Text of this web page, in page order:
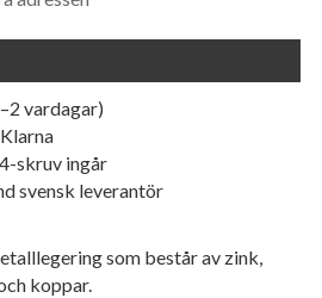
vardagar)
skruv ingår
svensk leverantör
som består av zink,
koppar.